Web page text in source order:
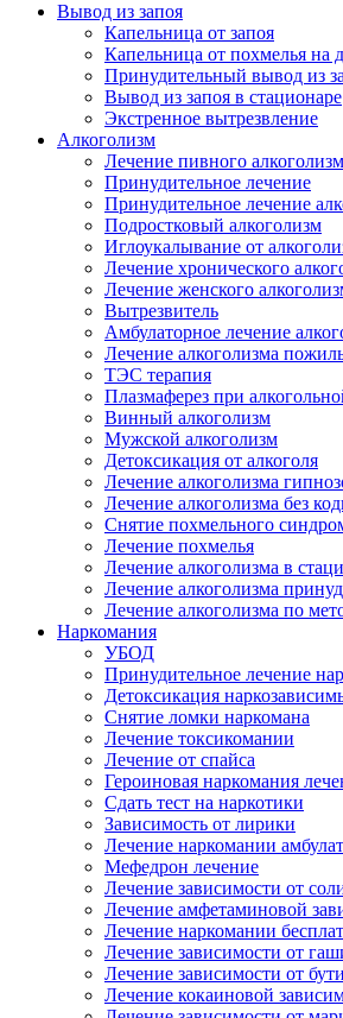
Вывод из запоя
Капельница от запоя
Капельница от похмелья на
Принудительный вывод из
Вывод из запоя в стационаре
Экстренное вытрезвление
Алкоголизм
Лечение пивного
Принудительное лечение
Принудительное лечение
Подростковый алкоголизм
Иглоукалывание от
Лечение хронического
Лечение женского
Вытрезвитель
Амбулаторное лечение
Лечение алкоголизма
ТЭС терапия
Плазмаферез при
Винный алкоголизм
Мужской алкоголизм
Детоксикация от алкоголя
Лечение алкоголизма
Лечение алкоголизма без
Снятие похмельного
Лечение похмелья
Лечение алкоголизма в
Лечение алкоголизма
Лечение алкоголизма по
Наркомания
УБОД
Принудительное лечение
Детоксикация
Снятие ломки наркомана
Лечение токсикомании
Лечение от спайса
Героиновая наркомания
Сдать тест на наркотики
Зависимость от лирики
Лечение наркомании
Мефедрон лечение
Лечение зависимости от
Лечение амфетаминовой
Лечение наркомании
Лечение зависимости от
Лечение зависимости от
Лечение кокаиновой